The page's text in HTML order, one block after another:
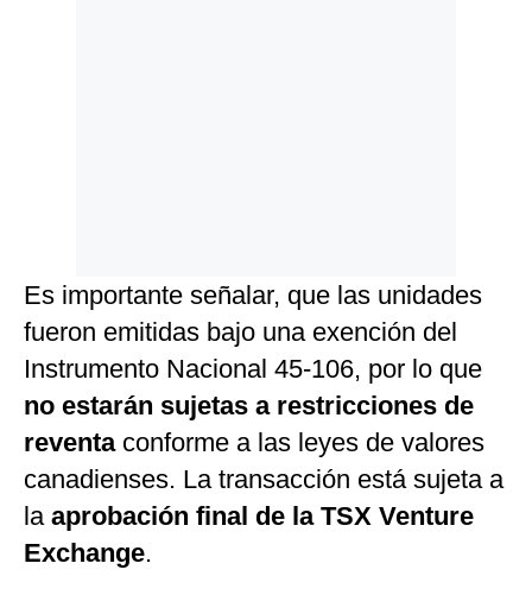
Es importante señalar, que las unidades
fueron emitidas bajo una exención del
Instrumento Nacional 45-106, por lo que
no estarán sujetas a restricciones de
reventaconforme a las leyes de valores
canadienses. La transacción está sujeta a
la aprobación final de la TSX Venture
Exchange.